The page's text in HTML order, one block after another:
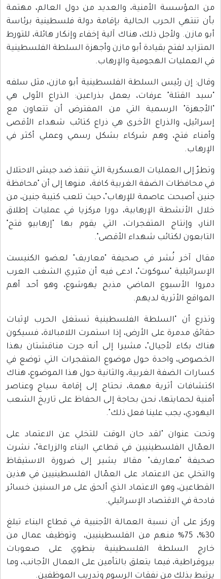
من المؤسسة الأمنية، والعديد من دول العالم، مهتمة
بأن تنتهي الحرب الحالية بإقامة دولة فلسطينية برئاسة
أبو مازن. ولأجل ذلك، هناك آلية إخفاء وإنكار هائلة، للتورط
المتزايد لفتح بقيادة أبو مازن وأجهزة السلطة الفلسطينية
في العمليات الهجومية والإرهاب.
وقال: إن رئيس السلطة الفلسطينية أبو مازن، مثل سلفه
"سيد القتلة" عرفات، يعمل بذراعين: الذراع الأولى هي
"الأجهزة" الرسمية التي من المفترض أن تتعاون مع
إسرائيل، والذراع الأخرى هي ذراع كتائب شهداء الأقصى
وأمناء فتح، وهم شركاء بشكل رسمي وعملي أكثر في
الإرهاب.
وتطرّ إلى العمليات العسكرية التي تنفذ ضد جيش الاحتلال
في محافظات الضفة الغربية كافة، منوها إلى أن "محافظة
جنين أصبحت عاصمة للإرهاب"، حيث تلعب كتيبة جنين، من
خلال الأنشطة الإرهابية، دورا مركزيا في عمليات إطلاق
النار، وإنتاج المتفجرات، التي يقوم بها "إرهابيو فتح"
التابعون لكتائب شهداء الأقصى".
مقال آخر نُشر في صحيفة "معاريف" لعضو الكنيست
الإسرائيلية "سوكوت"، ادعى فيه أن مثيري الشغب العرب
دمروا الأسبوع الماضي مذبح يهوشوع، وهو أحد أهم
المواقع الأثرية لديهم.
وتذرع أن "السلطة الفلسطينية تستغل الحرب لإثبات
حقائق مدمرة على الأرض، إذا استمرت اللامبالاة، فسيكون
هناك بكاء لأجيال"، مشيرا إلى أنه جرت مناقشتان بهذا
الخصوص، واحدة حول موضوع المتفجرات التي توضع في
كسارات الضفة الغربية، والثانية حول هذا الموضوع، هناك
اكتشافات أثرية مهمة، نحتاج إلى إقامة سياج وعناصر
أمنية لحمايتها، نحن بحاجة إلى الحفاظ على تاريخ الشعب
اليهودي، يجب علينا فعل ذلك".
وتحت عنوان "لقد حان الوقت للتخلي عن الاعتماد على
العمّال الفلسطينيين في قطاعي البناء والزراعة"، نشرت
صحيفة "معاريف" مقالا يشير إلى ضرورة الاستيقاظ
والتخلي عن الاعتماد على العمّال الفلسطينيين في هذين
القطاعين، وهو الاعتماد الذي ألحق على مر السنين خسائر
فادحة في الاقتصاد الإسرائيلي.
وركز على أن نسبة العمالة الأجنبية في قطاع البناء تبلغ
30%، 75% منهم من الفلسطينيين، وتوظيف عمال من
خارج السلطة الفلسطينية ينطوي على صعوبات
بيروقراطية، فيما يتعلق بالتأمين على العمال الأجانب، وما
يرتبط بذلك من نفقات الرسوم وتدريب الموظفين.